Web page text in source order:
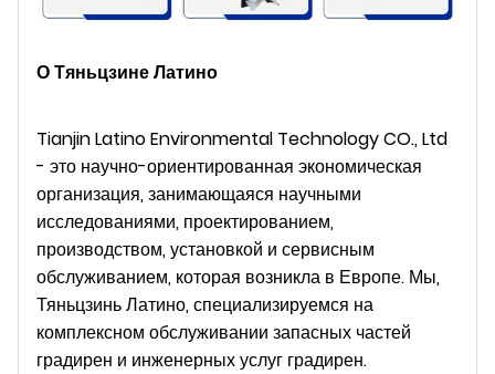
О Тяньцзине Латино
Tianjin Latino Environmental Technology CO., Ltd
- это научно-ориентированная экономическая
организация, занимающаяся научными
исследованиями, проектированием,
производством, установкой и сервисным
обслуживанием, которая возникла в Европе. Мы,
Тяньцзинь Латино, специализируемся на
комплексном обслуживании запасных частей
градирен и инженерных услуг градирен.